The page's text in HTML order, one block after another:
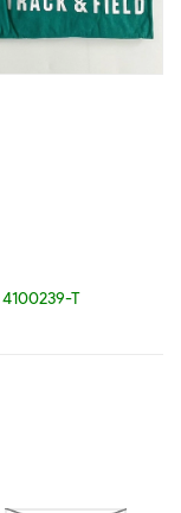
4100239-T